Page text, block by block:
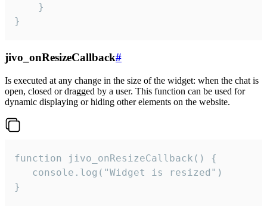
    }
}
jivo_onResizeCallback#
Is executed at any change in the size of the widget: when the chat is
open, closed or dragged by a user. This function can be used for
dynamic displaying or hiding other elements on the website.
function jivo_onResizeCallback() {
   console.log("Widget is resized")
}